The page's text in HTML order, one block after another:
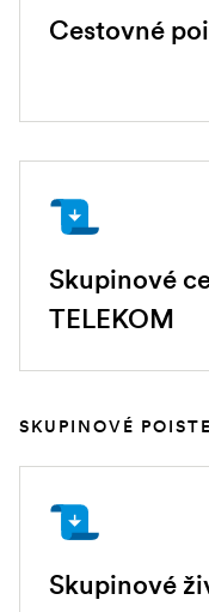
Cestovné
Skupinové
TELEKOM
SKUPINOVÉ
Skupinové